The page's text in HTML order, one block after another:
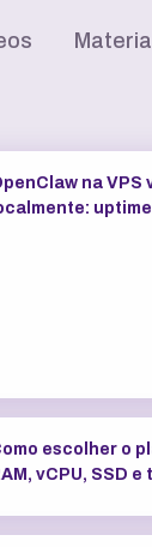
na VPS
escolher o
vCPU, SSD